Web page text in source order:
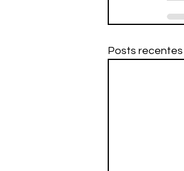
Posts recentes